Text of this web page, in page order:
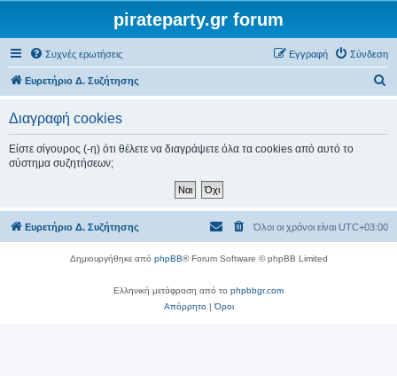
pirateparty.gr forum
Συχνές ερωτήσεις Σύνδεση
Εγγραφή
Ευρετήριο Δ. Συζήτησης
σ
Διαγραφή cookies
Είστε σίγουρος (-η) ότι θέλετε να διαγράψετε όλα τα cookies από αυτό το
σύστημα συζητήσεων;
Ευρετήριο Δ. Συζήτησης Όλοι οι χρόνοι είναι UTC+03:00
Δημιουργήθηκε από phpBB® Forum Software © phpBB Limited
Ελληνική μετάφραση από το phpbbgr.com
Απόρρητο|Όροι